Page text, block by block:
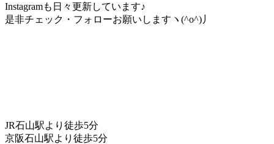
Instagramも日々更新しています♪
是非チェック・フォローお願いしますヽ(^o^)丿
JR石山駅より徒歩5分
京阪石山駅より徒歩5分